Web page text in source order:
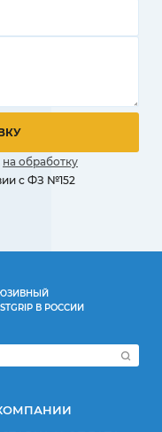
на обработку
с ФЗ №152
В РОССИИ